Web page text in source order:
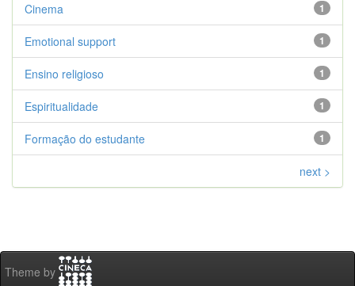
1
Cinema
1
Emotional support
1
Ensino religioso
1
Espiritualidade
1
Formação do estudante
next >
Theme by